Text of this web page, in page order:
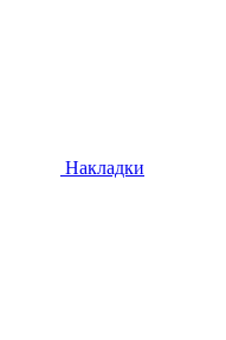
Накладки